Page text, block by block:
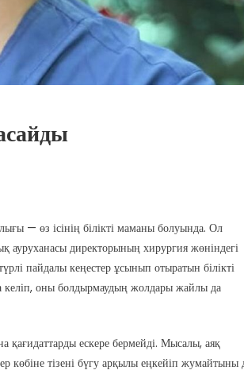
— өз ісінің білікті маманы болуында. Ол
ауруханасы директорының хирургия жөніндегі
пайдалы кеңестер ұсынып отыратын білікті
келіп, оны болдырмаудың жолдары жайлы да
ескере бермейді. Мысалы, аяқ
көбіне тізені бүгу арқылы еңкейіп жумайтыны